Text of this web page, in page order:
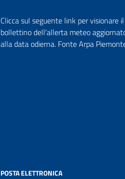
Clicca sul seguente link per visionare il
bollettino dell'allerta meteo
alla data odierna. Fonte Arpa
POSTA ELETTRONICA